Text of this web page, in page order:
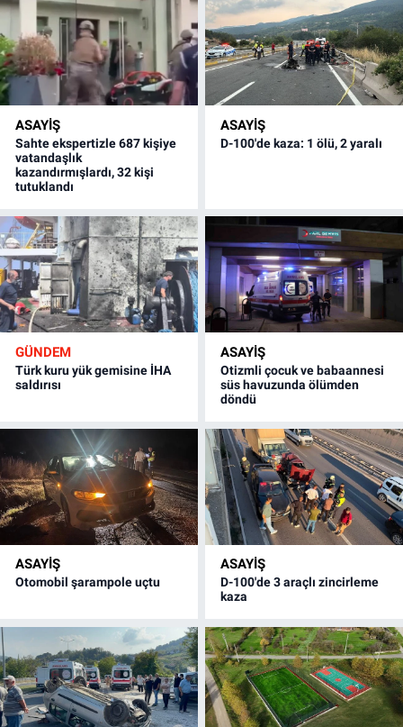
ASAYİŞ
Sahte ekspertizle 687 kişiye
vatandaşlık
kazandırmışlardı, 32 kişi
tutuklandı
ASAYİŞ
D-100'de kaza: 1 ölü, 2 yaralı
GÜNDEM
Türk kuru yük gemisine İHA
saldırısı
ASAYİŞ
Otizmli çocuk ve babaannesi
süs havuzunda ölümden
döndü
ASAYİŞ
Otomobil şarampole uçtu
ASAYİŞ
D-100'de 3 araçlı zincirleme
kaza